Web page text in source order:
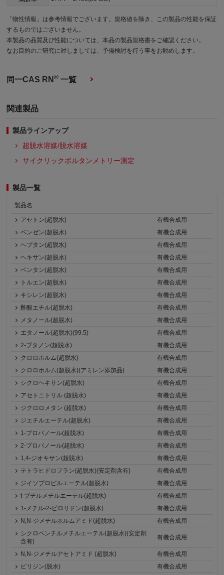
「物性情報」は参考情報でございます。規格値を除き、この製品の性能を保証
するものではございません。
本製品の品質及び性能については、本品の製品規格書をご確認ください。
なお目的のご研究に対しましては、予備検討を行う事をお勧めします。
同一CAS RN® 一覧
関連製品
製品ラインアップ
超脱水溶媒/脱水溶媒
サイクリックボルタンメトリー測定
製品一覧
製品名
アセトン(超脱水)
有機合成用
ベンゼン(超脱水)
有機合成用
ヘプタン(超脱水)
有機合成用
ヘキサン(超脱水)
有機合成用
ペンタン(超脱水)
有機合成用
トルエン(超脱水)
有機合成用
キシレン(超脱水)
有機合成用
酢酸エチル(超脱水)
有機合成用
メタノール(超脱水)
有機合成用
エタノール(超脱水)(99.5)
有機合成用
2-ブタノン(超脱水)
有機合成用
クロロホルム(超脱水)
有機合成用
クロロホルム(超脱水)(アミレン添加品)
有機合成用
シクロヘキサン(超脱水)
有機合成用
アセトニトリル (超脱水)
有機合成用
ジクロロメタン (超脱水)
有機合成用
ジエチルエーテル(超脱水)
有機合成用
1-プロパノール(超脱水)
有機合成用
2-プロパノール(超脱水)
有機合成用
1,4-ジオキサン(超脱水)
有機合成用
テトラヒドロフラン(超脱水)(安定剤含有)
有機合成用
ジイソプロピルエーテル(超脱水)
有機合成用
t-ブチルメチルエーテル(超脱水)
有機合成用
1-メチル-2-ピロリドン(超脱水)
有機合成用
N,N-ジメチルホルムアミド(超脱水)
有機合成用
シクロペンチルメチルエーテル(超脱水)(安定剤
含有)
有機合成用
N,N-ジメチルアセトアミド (超脱水)
有機合成用
ピリジン(脱水)
有機合成用